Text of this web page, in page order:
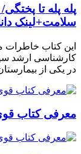
پله پله تا
سلامت+لینک
این کتاب خاطرات
کارشناسی ارشد
در یکی از
معرفی کتاب